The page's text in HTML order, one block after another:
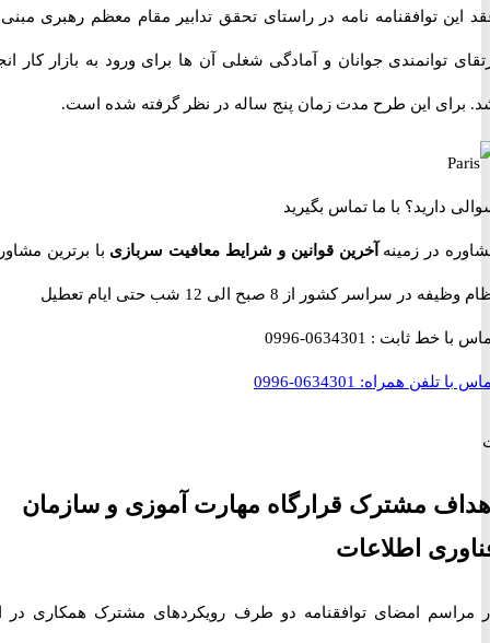
توافقنامه نامه در راستای تحقق تدابیر مقام معظم رهبری مبنی بر
توانمندی جوانان و آمادگی شغلی آن ها برای ورود به بازار کار انجام
این طرح مدت زمان پنج ساله در نظر گرفته شده است.
دارید؟ با ما تماس بگیرید
در زمینهآخرین قوانین و شرایط معافیت سربازیبا برترین مشاوران
در سراسر کشور از 8 صبح الی 12 شب حتی ایام تعطیل
با خط ثابت :0634301-0996
تلفن همراه:0634301-0996
مشترک قرارگاه مهارت آموزی و سازمان
اطلاعات
امضای توافقنامه دو طرف رویکردهای مشترک همکاری در این